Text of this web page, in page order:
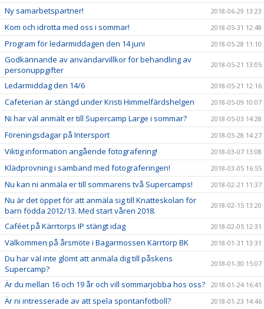
Ny samarbetspartner! 2018-06-29 13:23
Kom och idrotta med oss i sommar! 2018-05-31 12:48
Program för ledarmiddagen den 14 juni 2018-05-28 11:10
Godkännande av användarvillkor för behandling av
personuppgifter
2018-05-21 13:05
Ledarmiddag den 14/6 2018-05-21 12:16
Cafeterian är stängd under Kristi Himmelfärdshelgen 2018-05-09 10:07
Ni har väl anmält er till Supercamp Large i sommar? 2018-05-03 14:28
Föreningsdagar på Intersport 2018-03-28 14:27
Viktig information angående fotografering! 2018-03-07 13:08
Klädprovning i samband med fotograferingen! 2018-03-05 16:55
Nu kan ni anmäla er till sommarens två Supercamps! 2018-02-21 11:37
Nu är det öppet för att anmäla sig till Knatteskolan för
barn födda 2012/13. Med start våren 2018.
2018-02-15 13:20
Caféet på Kärrtorps IP stängt idag 2018-02-05 12:31
Välkommen på årsmöte i Bagarmossen Kärrtorp BK 2018-01-31 13:31
Du har väl inte glömt att anmäla dig till påskens
Supercamp?
2018-01-30 15:07
Är du mellan 16 och 19 år och vill sommarjobba hos oss? 2018-01-24 16:41
Är ni intresserade av att spela spontanfotboll? 2018-01-23 14:46